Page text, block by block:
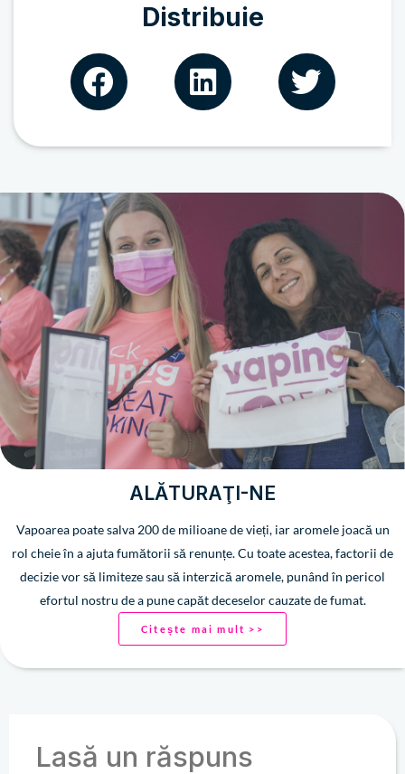
Distribuie
ALĂTURAŢI-NE
Vapoarea poate salva 200 de milioane de vieți, iar aromele joacă un
rol cheie în a ajuta fumătorii să renunțe. Cu toate acestea, factorii de
decizie vor să limiteze sau să interzică aromele, punând în pericol
efortul nostru de a pune capăt deceselor cauzate de fumat.
Citește mai mult >>
Lasă un răspuns